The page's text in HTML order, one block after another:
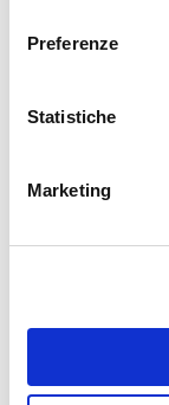
Preferenze
Statistiche
Marketing